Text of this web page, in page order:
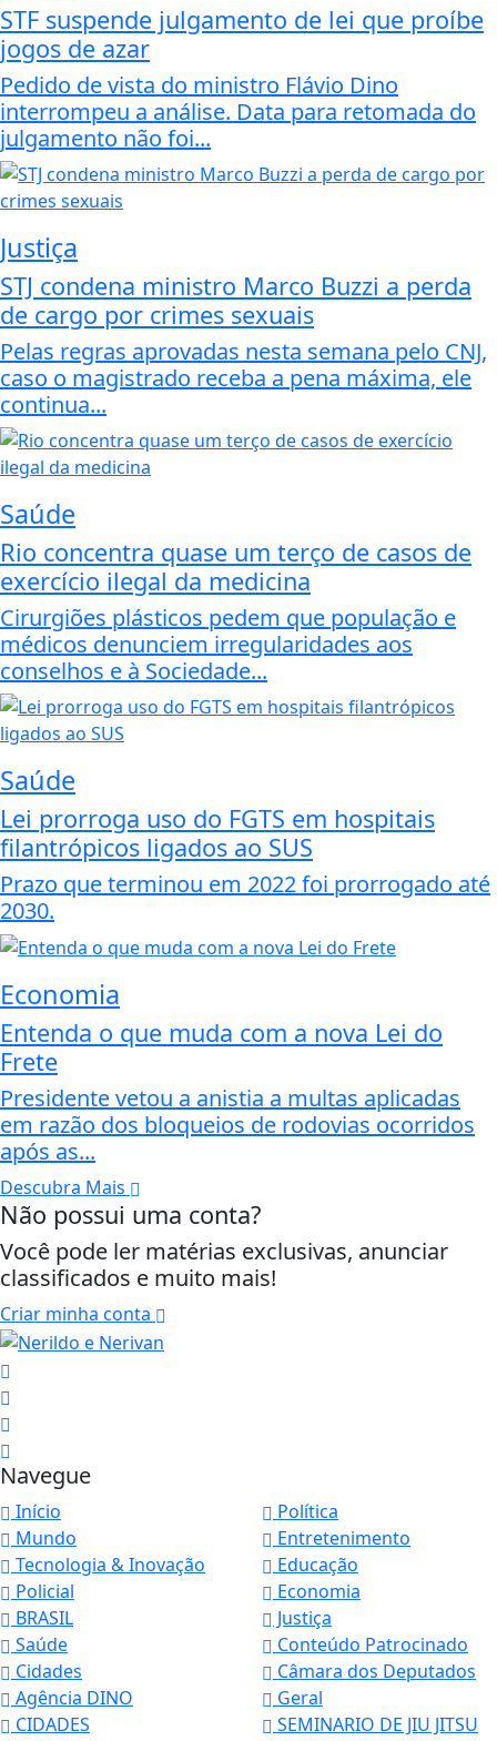
STF suspende julgamento de lei que proíbe
jogos de azar
Pedido de vista do ministro Flávio Dino
interrompeu a análise. Data para retomada do
julgamento não foi...
Justiça
STJ condena ministro Marco Buzzi a perda
de cargo por crimes sexuais
Pelas regras aprovadas nesta semana pelo CNJ,
caso o magistrado receba a pena máxima, ele
continua...
Saúde
Rio concentra quase um terço de casos de
exercício ilegal da medicina
Cirurgiões plásticos pedem que população e
médicos denunciem irregularidades aos
conselhos e à Sociedade...
Saúde
Lei prorroga uso do FGTS em hospitais
filantrópicos ligados ao SUS
Prazo que terminou em 2022 foi prorrogado até
2030.
Economia
Entenda o que muda com a nova Lei do
Frete
Presidente vetou a anistia a multas aplicadas
em razão dos bloqueios de rodovias ocorridos
após as...
Descubra Mais
Não possui uma conta?
Você pode ler matérias exclusivas, anunciar
classificados e muito mais!
Criar minha conta
Navegue
Início
Política
Mundo
Entretenimento
Tecnologia & Inovação
Educação
Policial
Economia
BRASIL
Justiça
Saúde
Conteúdo Patrocinado
Cidades
Câmara dos Deputados
Agência DINO
Geral
CIDADES
SEMINARIO DE JIU JITSU